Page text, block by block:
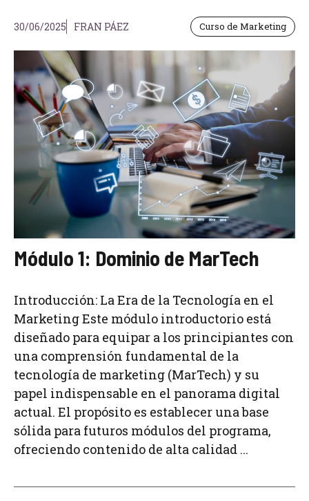
30/06/2025 FRAN PÁEZ Curso de Marketing
Módulo 1: Dominio de MarTech
Introducción: La Era de la Tecnología en el
Marketing Este módulo introductorio está
diseñado para equipar a los principiantes con
una comprensión fundamental de la
tecnología de marketing (MarTech) y su
papel indispensable en el panorama digital
actual. El propósito es establecer una base
sólida para futuros módulos del programa,
ofreciendo contenido de alta calidad ...